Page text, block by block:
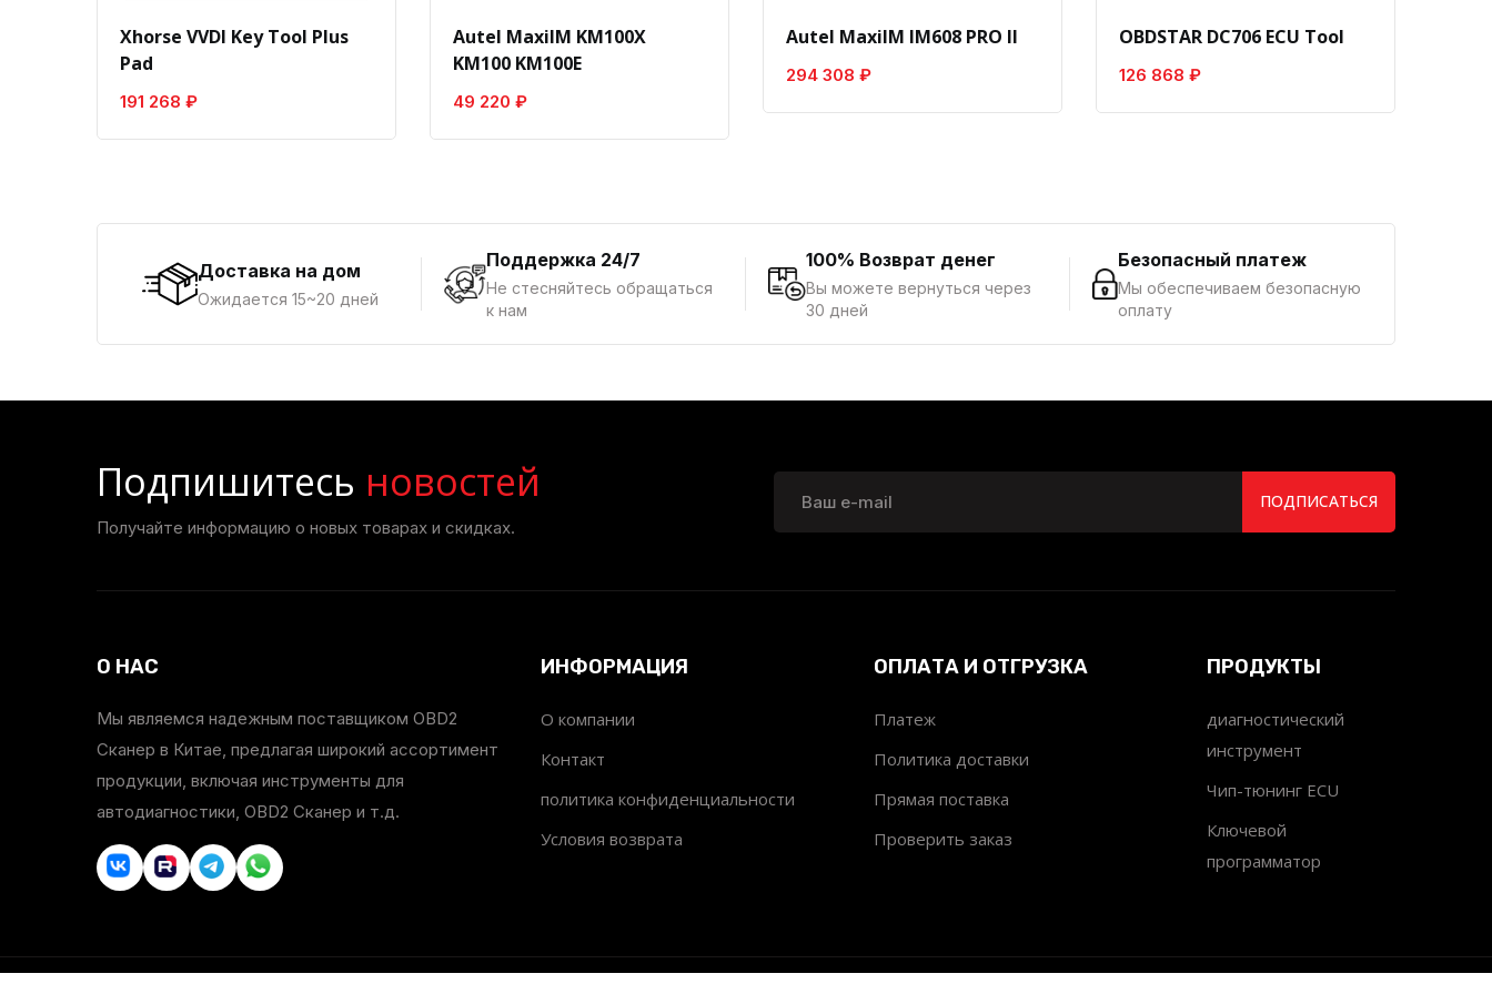
Xhorse VVDI Key Tool Plus
Pad
191 268 ₽
Autel MaxiIM KM100X
KM100 KM100E
49 220 ₽
Autel MaxiIM IM608 PRO II
294 308 ₽
OBDSTAR DC706 ECU Tool
126 868 ₽
Доставка на дом
Ожидается 15~20 дней
Поддержка 24/7
Не стесняйтесь обращаться
к нам
100% Возврат денег
Вы можете вернуться через
30 дней
Безопасный платеж
Мы обеспечиваем безопасную
оплату
Подпишитесь новостей
Получайте информацию о новых товарах и скидках.
ПОДПИСАТЬСЯ
О НАС
Мы являемся надежным поставщиком OBD2
Сканер в Китае, предлагая широкий ассортимент
продукции, включая инструменты для
автодиагностики, OBD2 Сканер и т.д.
ИНФОРМАЦИЯ
О компании
Контакт
политика конфиденциальности
Условия возврата
ОПЛАТА И ОТГРУЗКА
Платеж
Политика доставки
Прямая поставка
Проверить заказ
ПРОДУКТЫ
диагностический
инструмент
Чип-тюнинг ECU
Ключевой
программатор